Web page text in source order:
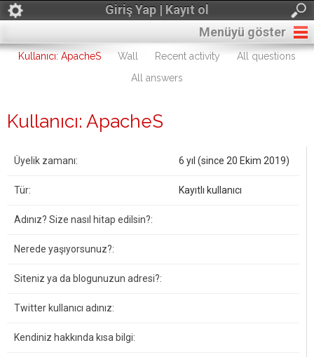
Giriş Yap | Kayıt ol
Menüyü göster
Kullanıcı: ApacheS Wall Recent activity
All questions
All answers
Kullanıcı: ApacheS
Üyelik zamanı: 6 yıl (since 20 Ekim 2019)
Tür: Kayıtlı kullanıcı
Adınız? Size nasıl hitap edilsin?:
Nerede yaşıyorsunuz?:
Siteniz ya da blogunuzun adresi?:
Twitter kullanıcı adınız:
Kendiniz hakkında kısa bilgi: